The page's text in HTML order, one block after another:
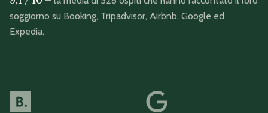
soggiorno su Booking, Tripadvisor, Airbnb, Google ed
Expedia.